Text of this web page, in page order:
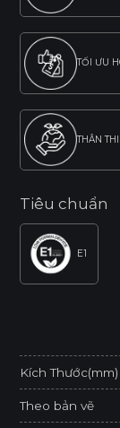
TỐI ƯU
THÂN
Tiêu chuẩn
E1
Kích Thước(mm)
Theo bản vẽ